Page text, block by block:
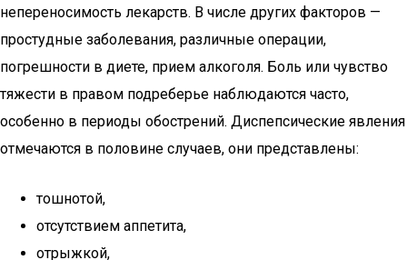
непереносимость лекарств. В числе других факторов —
простудные заболевания, различные операции,
погрешности в диете, прием алкоголя. Боль или чувство
тяжести в правом подреберье наблюдаются часто,
особенно в периоды обострений. Диспепсические явления
отмечаются в половине случаев, они представлены:
тошнотой,
отсутствием аппетита,
отрыжкой,